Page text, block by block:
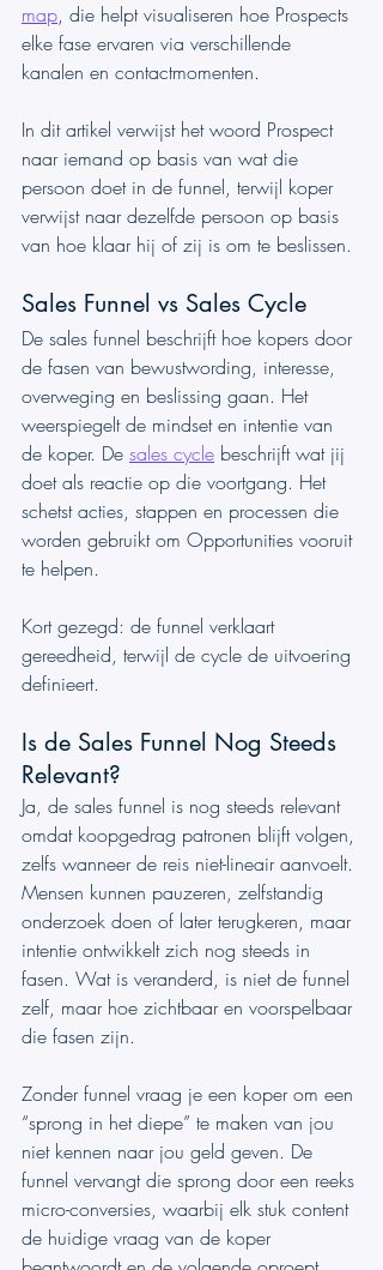
map, die helpt visualiseren hoe Prospects
elke fase ervaren via verschillende
kanalen en contactmomenten.
In dit artikel verwijst het woord Prospect
naar iemand op basis van wat die
persoon doet in de funnel, terwijl koper
verwijst naar dezelfde persoon op basis
van hoe klaar hij of zij is om te beslissen.
Sales Funnel vs Sales Cycle
De sales funnel beschrijft hoe kopers door
de fasen van bewustwording, interesse,
overweging en beslissing gaan. Het
weerspiegelt de mindset en intentie van
de koper. De sales cycle beschrijft wat jij
doet als reactie op die voortgang. Het
schetst acties, stappen en processen die
worden gebruikt om Opportunities vooruit
te helpen.
Kort gezegd: de funnel verklaart
gereedheid, terwijl de cycle de uitvoering
definieert.
Is de Sales Funnel Nog Steeds
Relevant?
Ja, de sales funnel is nog steeds relevant
omdat koopgedrag patronen blijft volgen,
zelfs wanneer de reis niet-lineair aanvoelt.
Mensen kunnen pauzeren, zelfstandig
onderzoek doen of later terugkeren, maar
intentie ontwikkelt zich nog steeds in
fasen. Wat is veranderd, is niet de funnel
zelf, maar hoe zichtbaar en voorspelbaar
die fasen zijn.
Zonder funnel vraag je een koper om een
“sprong in het diepe” te maken van jou
niet kennen naar jou geld geven. De
funnel vervangt die sprong door een reeks
micro-conversies, waarbij elk stuk content
de huidige vraag van de koper